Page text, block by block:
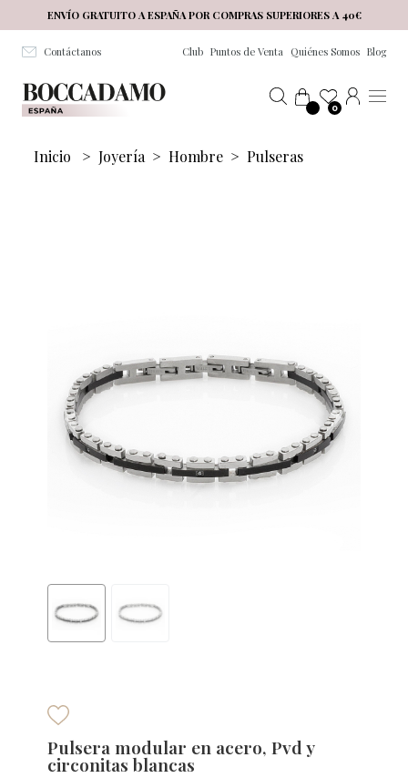
Salta al contenuto principale
ENVÍO GRATUITO A ESPAÑA POR COMPRAS SUPERIORES A 40€
Contáctanos Club Puntos de Venta Quiénes Somos Blog
0
Inicio > Joyería > Hombre > Pulseras
Pulsera modular en acero, Pvd y
circonitas blancas